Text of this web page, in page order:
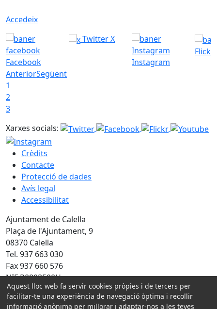
Accedeix
Facebook
Twitter X
Instagram
Flickr
AnteriorSegüent
1
2
3
Xarxes socials:
Crèdits
Contacte
Protecció de dades
Avís legal
Accessibilitat
Ajuntament de Calella
Plaça de l'Ajuntament, 9
08370 Calella
Tel. 937 663 030
Fax 937 660 576
NIF P0803500H
Amb la col·laboració de:
Aquest lloc web fa servir cookies pròpies i de tercers per
facilitar-te una experiència de navegació òptima i recollir
informació anònima per millorar i adaptar-nos a les teves